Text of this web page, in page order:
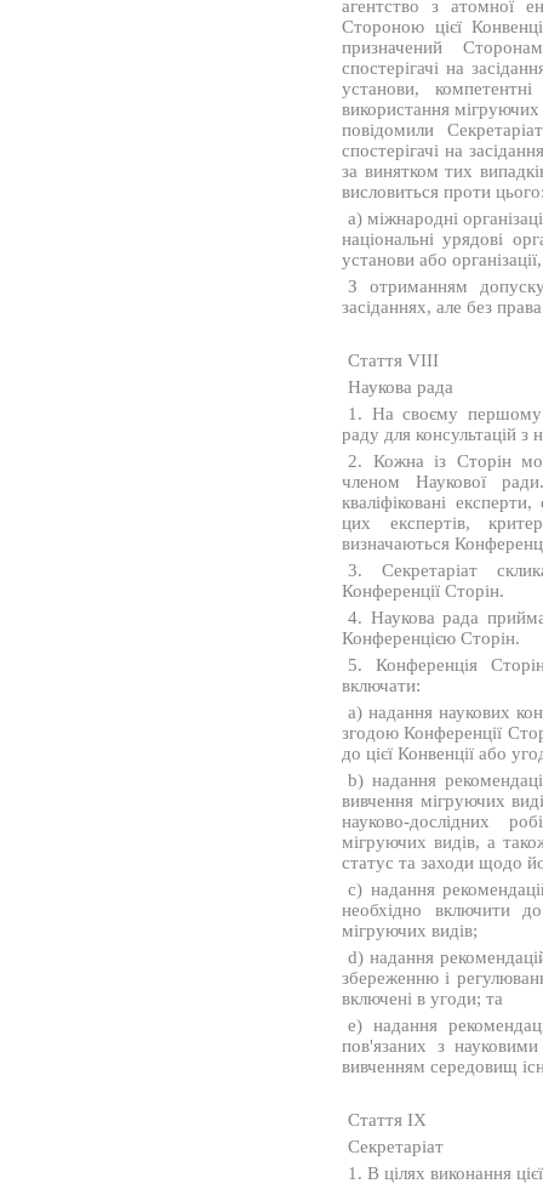
агентство з атомної
Стороною цієї
призначений
спостерігачі на
установи,
використання мігруючих
повідомили
спостерігачі на
за винятком тих
висловиться проти
a) міжнародні
національні урядові
установи або
З отриманням
засіданнях, але без
Стаття VIII
Наукова рада
1. На своєму першому
раду для консультацій з
2. Кожна із Сторін
членом Наукової
кваліфіковані
цих експертів,
визначаються
3. Секретаріат
Конференції Сторін.
4. Наукова рада
Конференцією Сторін.
5. Конференція
включати:
a) надання наукових
згодою Конференції
до цієї Конвенції або
b) надання
вивчення мігруючих
науково-дослідних
мігруючих видів, а
статус та заходи щодо
c) надання
необхідно включити
мігруючих видів;
d) надання
збереженню і
включені в угоди; та
e) надання
пов'язаних з
вивченням середовищ
Стаття IX
Секретаріат
1. В цілях виконання